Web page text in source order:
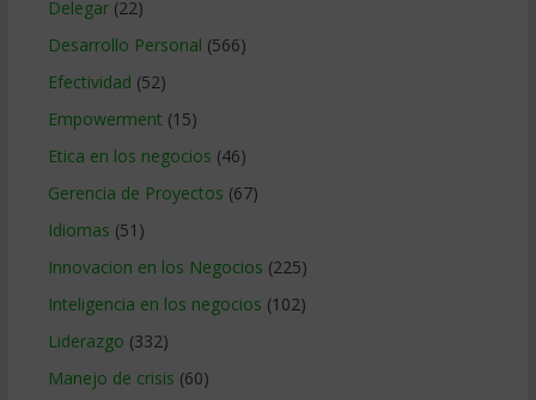
Delegar(22)
Desarrollo Personal (566)
Efectividad (52)
Empowerment (15)
Etica en los negocios (46)
Gerencia de Proyectos (67)
Idiomas (51)
Innovacion en los Negocios (225)
Inteligencia en los negocios (102)
Liderazgo (332)
Manejo de crisis (60)